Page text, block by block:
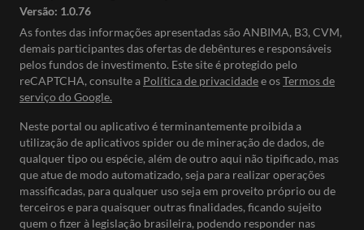
Versão: 1.0.76
As fontes das informações apresentadas são ANBIMA, B3, CVM,
demais participantes das ofertas de debêntures e responsáveis
pelos fundos de investimento. Este site é protegido pelo
reCAPTCHA, consulte a Política de privacidadee osTermos de
serviço do Google.
Neste portal ou aplicativo é terminantemente proibida a
utilização de aplicativos spider ou de mineração de dados, de
qualquer tipo ou espécie, além de outro aqui não tipificado, mas
que atue de modo automatizado, seja para realizar operações
massificadas, para qualquer uso seja em proveito próprio ou de
terceiros e para quaisquer outras finalidades, ficando sujeito
quem o fizer à legislação brasileira, podendo responder nas